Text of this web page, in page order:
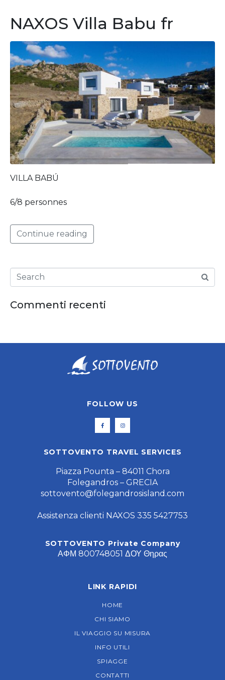
NAXOS Villa Babu fr
VILLA BABÚ
6/8 personnes
Continue reading
Commenti recenti
FOLLOW US
SOTTOVENTO TRAVEL SERVICES
Piazza Pounta – 84011 Chora
Folegandros – GRECIA
sottovento@folegandrosisland.com
Assistenza clienti NAXOS 335 5427753
SOTTOVENTO Private Company
ΑΦΜ 800748051 ΔΟΥ Θηρας
LINK RAPIDI
HOME
CHI SIAMO
IL VIAGGIO SU MISURA
INFO UTILI
SPIAGGE
CONTATTI